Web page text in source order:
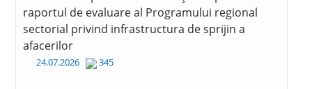
raportul de evaluare al Programului regional
sectorial privind infrastructura de sprijin a
afacerilor
24.07.2026 345